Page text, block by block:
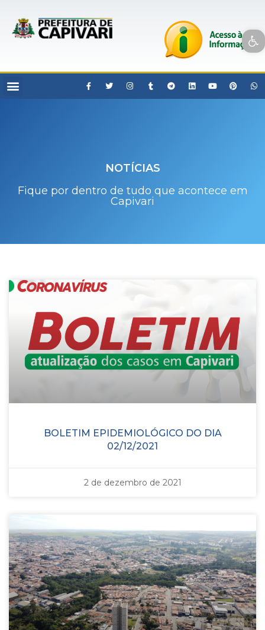
Open toolbar
NOTÍCIAS
Fique por dentro de tudo que acontece em
Capivari
BOLETIM EPIDEMIOLÓGICO DO DIA
02/12/2021
2 de dezembro de 2021